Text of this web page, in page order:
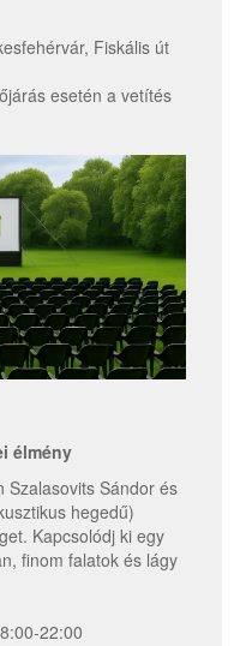
Fiskális út
esetén a vetítés
élmény
Szalasovits Sándor és
hegedű)
Kapcsolódj ki egy
finom falatok és lágy
22:00